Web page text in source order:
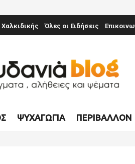
Χαλκιδικής Όλες οι Ειδήσεις
ΨΥΧΑΓΩΓΊΑ ΠΕΡΙΒΆΛΛΟΝ